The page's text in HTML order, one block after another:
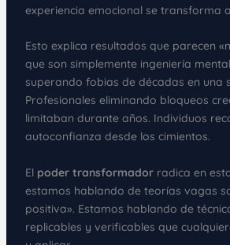
experiencia emocional se transforma
Esto explica resultados que parecen
que son simplemente ingeniería
superando fobias de décadas en una
Profesionales eliminando bloqueos
limitaban durante años. Individuos
autoconfianza desde los cimientos.
El poder transformadorradica en
estamos hablando de teorías vagas
positiva». Estamos hablando de
replicables y verificables que